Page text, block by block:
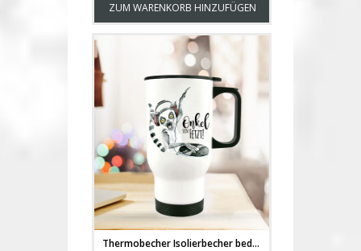
ZUM WARENKORB HINZUFÜGEN
Thermobecher Isolierbecher bedruckt mit Lemur DJ Äffchen Affe Motiv & Spruch Onkel sein fetzt tb192